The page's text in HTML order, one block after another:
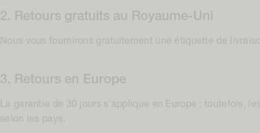
2. Retours gratuits au Royaume-Uni
Nous vous fournirons gratuitement une étiquette de
3. Retours en Europe
La garantie de 30 jours s'applique en Europe ; toutefois,
selon les pays.